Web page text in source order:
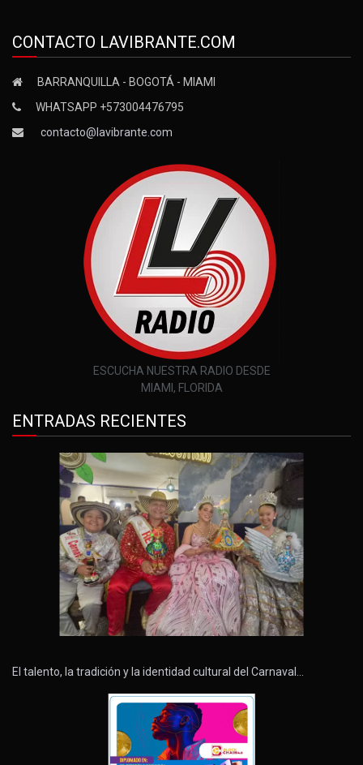
CONTACTO LAVIBRANTE.COM
BARRANQUILLA - BOGOTÁ - MIAMI
WHATSAPP +573004476795
contacto@lavibrante.com
ESCUCHA NUESTRA RADIO DESDE
MIAMI, FLORIDA
ENTRADAS RECIENTES
El talento, la tradición y la identidad cultural del Carnaval…